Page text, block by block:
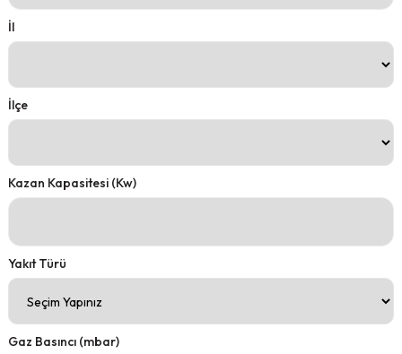
İl
İlçe
Kazan Kapasitesi (Kw)
Yakıt Türü
Gaz Basıncı (mbar)